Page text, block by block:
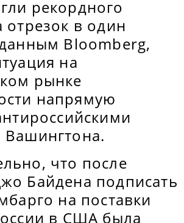
рекордного
отрезок в один
Bloomberg,
на
рынке
напрямую
Вашингтона.
что после
Байдена подписать
на поставки
в США была